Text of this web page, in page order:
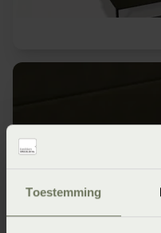
Toestemming